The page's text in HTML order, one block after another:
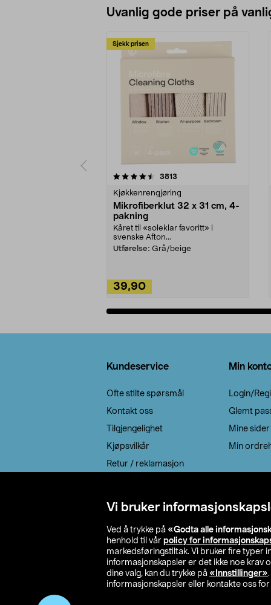
Vi bruker
Ved å trykke på «Godta alle
henhold til vår policy for
markedsføringstiltak. Vi bruker fire typer
informasjonskapsler er det ikke noe krav
dine valg, kan du trykke på «Innstillinger»
informasjonskapsler eller kontakte oss for
Uvanlig gode priser på
Sjekk prisen
3813
Kjøkkenrengjøring
Mikrofiberklut 32 x 31 cm, 4-
pakning
Kåret til «soleklar favoritt» i
svenske Afton...
Utførelse: Grå/beige
39,90
4.5av 5 stjerner
Kundeservice
Ofte stilte spørsmål
Kontakt oss
Tilgjengelighet
Kjøpsvilkår
Retur / reklamasjon
Min
Login/
Glemt
Mine sider
Min